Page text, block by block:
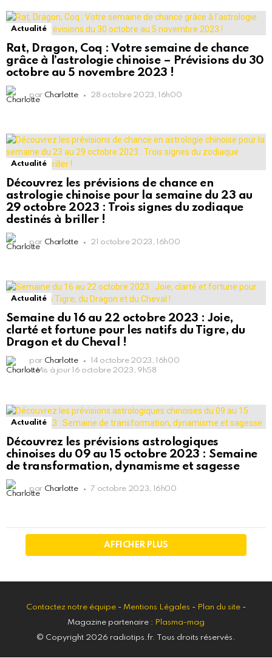
Actualité
Rat, Dragon, Coq : Votre semaine de chance
grâce à l’astrologie chinoise – Prévisions du 30
octobre au 5 novembre 2023 !
par Charlotte 28 octobre 2023, 16h00
Actualité
Découvrez les prévisions de chance en
astrologie chinoise pour la semaine du 23 au
29 octobre 2023 : Trois signes du zodiaque
destinés à briller !
par Charlotte 21 octobre 2023, 16h00
Actualité
Semaine du 16 au 22 octobre 2023 : Joie,
clarté et fortune pour les natifs du Tigre, du
Dragon et du Cheval !
par Charlotte
14 octobre 2023, 16h00
Mis à jour
16 octobre 2023, 9h58
Actualité
Découvrez les prévisions astrologiques
chinoises du 09 au 15 octobre 2023 : Semaine
de transformation, dynamisme et sagesse
par Charlotte 7 octobre 2023, 16h00
AFFICHER PLUS
Contactez notre équipe - Mentions Légales - Plan du site -
Magazine partenaire : Plasma-mag
© Copyright 2026 radiotips.fr. Tous droits réservés.